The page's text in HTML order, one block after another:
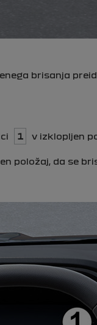
brisanja
1 v izklopljen
položaj, da se